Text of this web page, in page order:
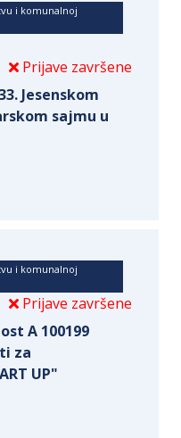
i komunalnoj
Prijave završene
Jesenskom
sajmu u
i komunalnoj
Prijave završene
A 100199
za
UP"